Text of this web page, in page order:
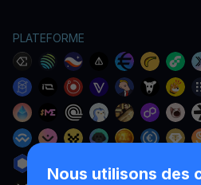
Nous utilisons des
PLATEFORME